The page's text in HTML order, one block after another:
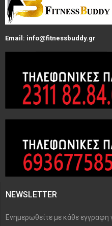
Email: info@fitnessbuddy.gr
NEWSLETTER
Ενημερωθείτε με κάθε εγγραφη